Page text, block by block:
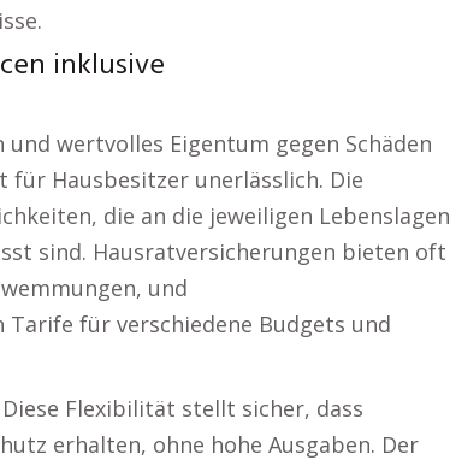
inklusive
wertvolles Eigentum gegen Schäden
für Hausbesitzer unerlässlich. Die
die an die jeweiligen Lebenslagen
sind. Hausratversicherungen bieten oft
und
für verschiedene Budgets und
Flexibilität stellt sicher, dass
erhalten, ohne hohe Ausgaben. Der